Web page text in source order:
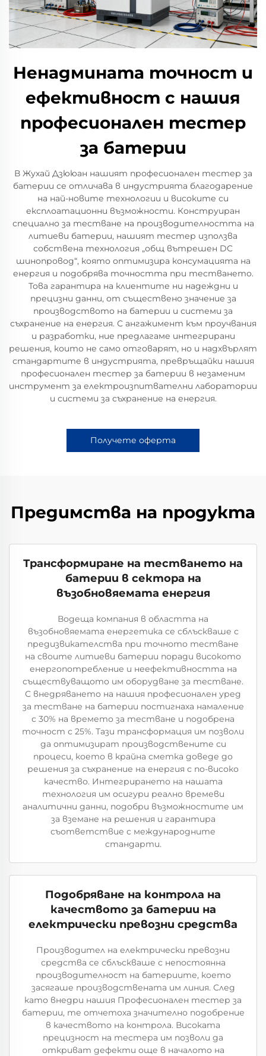
Ненадмината точност и
ефективност с нашия
професионален тестер
за батерии
В Жухай Дзююан нашият професионален тестер за
батерии се отличава в индустрията благодарение
на най-новите технологии и високите си
експлоатационни възможности. Конструиран
специално за тестване на производителността на
литиеви батерии, нашият тестер използва
собствена технология „общ вътрешен DC
шинопровод“, която оптимизира консумацията на
енергия и подобрява точността при тестването.
Това гарантира на клиентите ни надеждни и
прецизни данни, от съществено значение за
производството на батерии и системи за
съхранение на енергия. С ангажимент към проучвания
и разработки, ние предлагаме интегрирани
решения, които не само отговарят, но и надхвърлят
стандартите в индустрията, превръщайки нашия
професионален тестер за батерии в незаменим
инструмент за електроизпитвателни лаборатории
и системи за съхранение на енергия.
Получете оферта
Предимства на продукта
Трансформиране на тестването на
батерии в сектора на
възобновяемата енергия
Водеща компания в областта на
възобновяемата енергетика се сблъскваше с
предизвикателства при точното тестване
на своите литиеви батерии поради високото
енергопотребление и неефективността на
съществуващото им оборудване за тестване.
С внедряването на нашия професионален уред
за тестване на батерии постигнаха намаление
с 30% на времето за тестване и подобрена
точност с 25%. Тази трансформация им позволи
да оптимизират производствените си
процеси, което в крайна сметка доведе до
решения за съхранение на енергия с по-високо
качество. Интегрирането на нашата
технология им осигури реално времеви
аналитични данни, подобри възможностите им
за вземане на решения и гарантира
съответствие с международните
стандарти.
Подобряване на контрола на
качеството за батерии на
електрически превозни средства
Производител на електрически превозни
средства се сблъскваше с непостоянна
производителност на батериите, което
засягаше производствената им линия. След
като внедри нашия Професионален тестер за
батерии, те отчетоха значително подобрение
в качеството на контрола. Високата
прецизност на тестера им позволи да
откриват дефекти още в началото на